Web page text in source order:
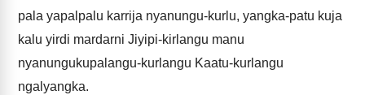
pala yapalpalu karrija nyanungu-kurlu, yangka-patu kuja
kalu yirdi mardarni Jiyipi-kirlangu manu
nyanungukupalangu-kurlangu Kaatu-kurlangu
ngalyangka.